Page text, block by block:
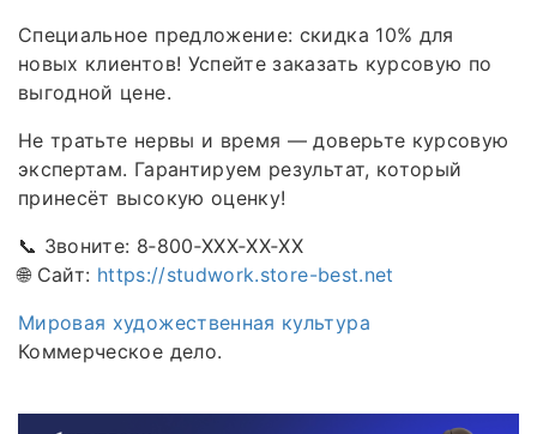
Специальное предложение: скидка 10% для
новых клиентов! Успейте заказать курсовую по
выгодной цене.
Не тратьте нервы и время — доверьте курсовую
экспертам. Гарантируем результат, который
принесёт высокую оценку!
📞 Звоните: 8‑800‑XXX‑XX‑XX
🌐 Сайт: https://studwork.store-best.net
Мировая художественная культура
Коммерческое дело.